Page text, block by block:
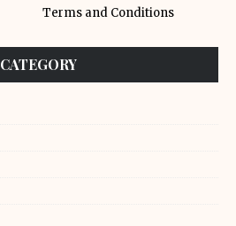
Terms and Conditions
CATEGORY